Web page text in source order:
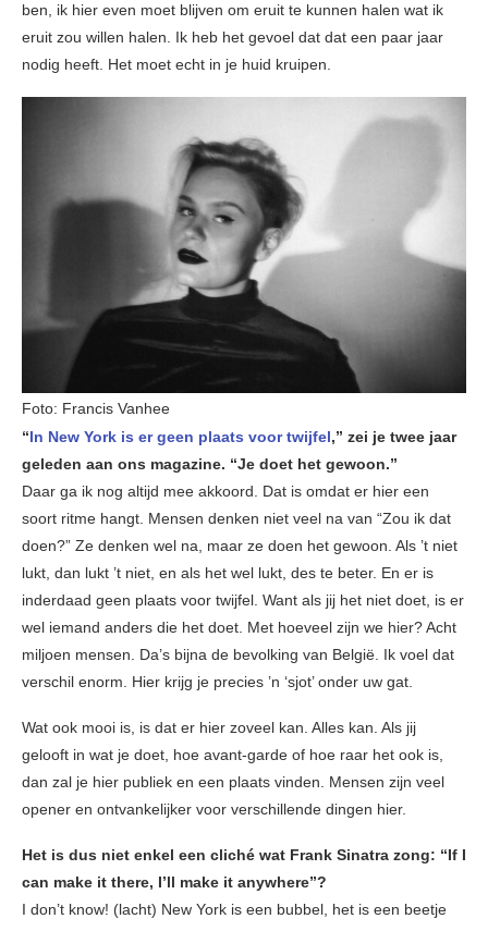
ben, ik hier even moet blijven om eruit te kunnen halen wat ik
eruit zou willen halen. Ik heb het gevoel dat dat een paar jaar
nodig heeft. Het moet echt in je huid kruipen.
Foto: Francis Vanhee
“In New York is er geen plaats voor twijfel,” zei je twee jaar
geleden aan ons magazine. “Je doet het gewoon.”
Daar ga ik nog altijd mee akkoord. Dat is omdat er hier een
soort ritme hangt. Mensen denken niet veel na van “Zou ik dat
doen?” Ze denken wel na, maar ze doen het gewoon. Als ’t niet
lukt, dan lukt ’t niet, en als het wel lukt, des te beter. En er is
inderdaad geen plaats voor twijfel. Want als jij het niet doet, is er
wel iemand anders die het doet. Met hoeveel zijn we hier? Acht
miljoen mensen. Da’s bijna de bevolking van België. Ik voel dat
verschil enorm. Hier krijg je precies ’n ‘sjot’ onder uw gat.
Wat ook mooi is, is dat er hier zoveel kan. Alles kan. Als jij
gelooft in wat je doet, hoe avant-garde of hoe raar het ook is,
dan zal je hier publiek en een plaats vinden. Mensen zijn veel
opener en ontvankelijker voor verschillende dingen hier.
Het is dus niet enkel een cliché wat Frank Sinatra zong: “If I
can make it there, I’ll make it anywhere”?
I don’t know! (lacht) New York is een bubbel, het is een beetje